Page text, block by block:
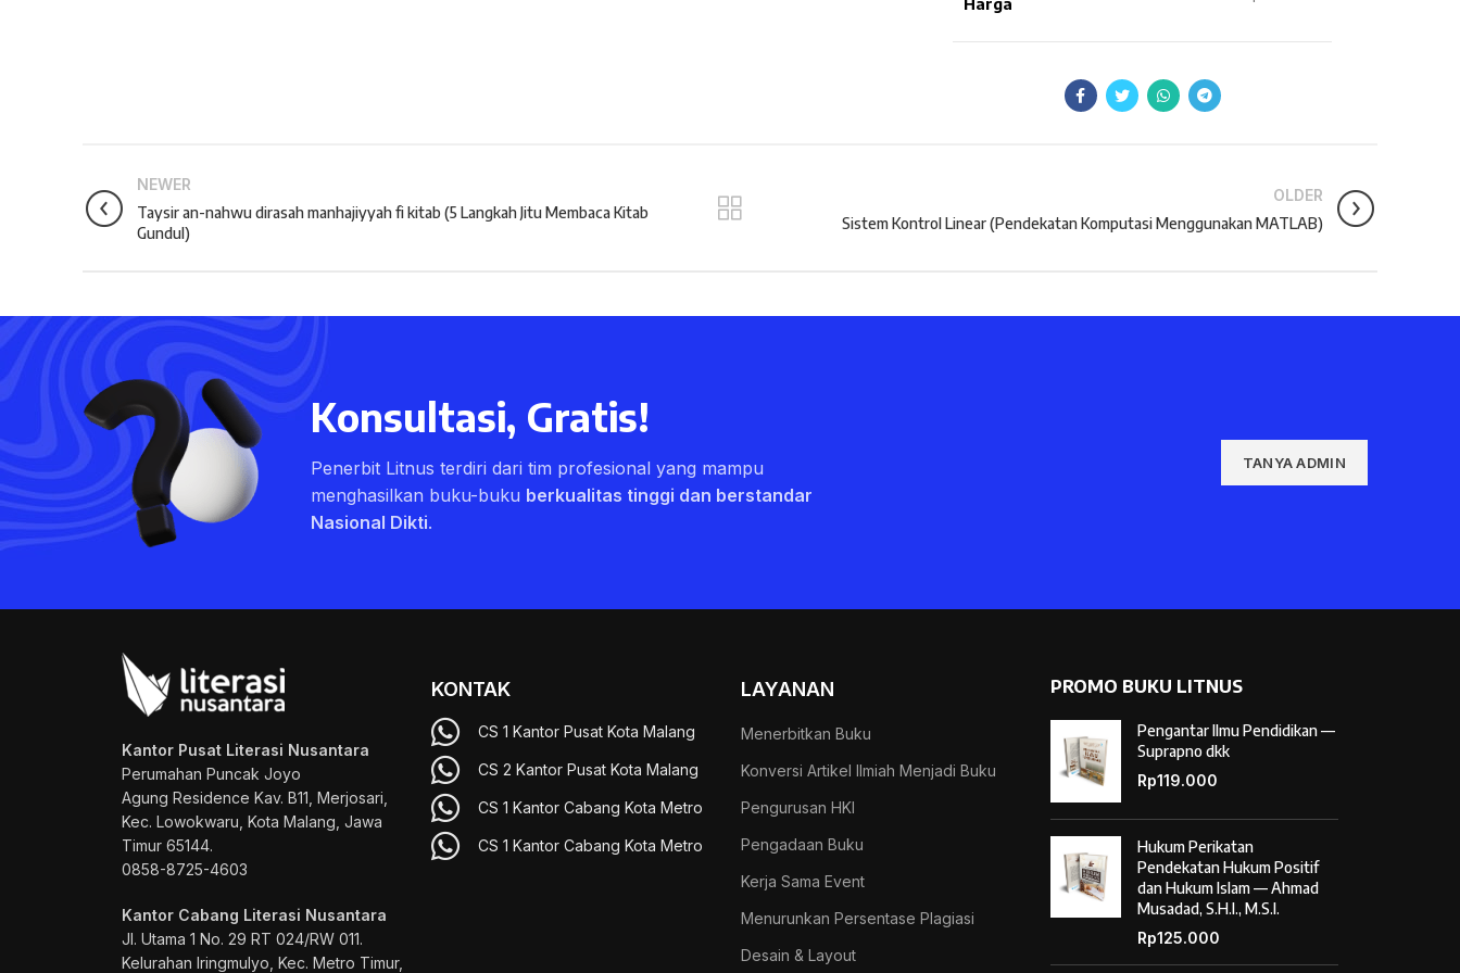
Harga
NEWER
Taysir an-nahwu dirasah manhajiyyah fi kitab (5 Langkah Jitu Membaca Kitab
Gundul)
OLDER
Sistem Kontrol Linear (Pendekatan Komputasi Menggunakan MATLAB)
Konsultasi, Gratis!
Penerbit Litnus terdiri dari tim profesional yang mampu
menghasilkan buku-buku berkualitas tinggi dan berstandar
Nasional Dikti.
TANYA ADMIN
Kantor Pusat Literasi Nusantara
Perumahan Puncak Joyo
Agung Residence Kav. B11, Merjosari,
Kec. Lowokwaru, Kota Malang, Jawa
Timur 65144.
0858-8725-4603
Kantor Cabang Literasi Nusantara
Jl. Utama 1 No. 29 RT 024/RW 011.
Kelurahan Iringmulyo, Kec. Metro Timur,
KONTAK
CS 1 Kantor Pusat Kota Malang
CS 2 Kantor Pusat Kota Malang
CS 1 Kantor Cabang Kota Metro
CS 1 Kantor Cabang Kota Metro
LAYANAN
Menerbitkan Buku
Konversi Artikel Ilmiah Menjadi Buku
Pengurusan HKI
Pengadaan Buku
Kerja Sama Event
Menurunkan Persentase Plagiasi
Desain & Layout
PROMO BUKU LITNUS
Pengantar Ilmu Pendidikan —
Suprapno dkk
Rp119.000
Hukum Perikatan
Pendekatan Hukum Positif
dan Hukum Islam — Ahmad
Musadad, S.H.I., M.S.I.
Rp125.000